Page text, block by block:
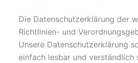
Die Datenschutzerklärung der
Richtlinien- und
Unsere Datenschutzerklärung
einfach lesbar und